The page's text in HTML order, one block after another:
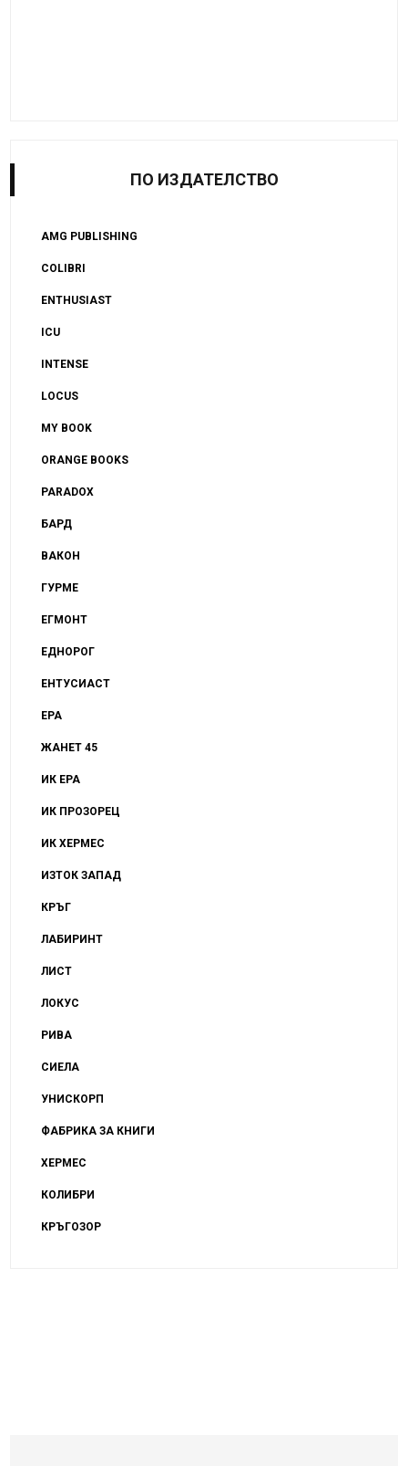
ПО ИЗДАТЕЛСТВО
AMG PUBLISHING
COLIBRI
ENTHUSIAST
ICU
INTENSE
LOCUS
MY BOOK
ORANGE BOOKS
PARADOX
БАРД
ВАКОН
ГУРМЕ
ЕГМОНТ
ЕДНОРОГ
ЕНТУСИАСТ
ЕРА
ЖАНЕТ 45
ИК ЕРА
ИК ПРОЗОРЕЦ
ИК ХЕРМЕС
ИЗТОК ЗАПАД
КРЪГ
ЛАБИРИНТ
ЛИСТ
ЛОКУС
РИВА
СИЕЛА
УНИСКОРП
ФАБРИКА ЗА КНИГИ
ХЕРМЕС
КОЛИБРИ
КРЪГОЗОР